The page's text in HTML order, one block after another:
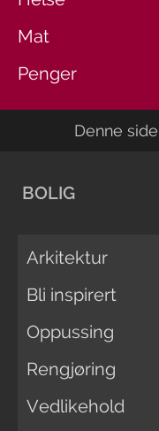
Mat
Penger
Denne
BOLIG
Arkitektur
Bli inspirert
Oppussing
Rengjøring
Vedlikehold